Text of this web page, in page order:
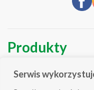
Serwis
Produkty
O Firmie